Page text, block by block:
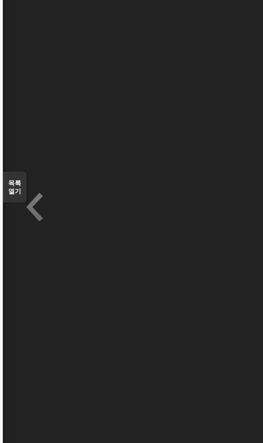
목록
열기